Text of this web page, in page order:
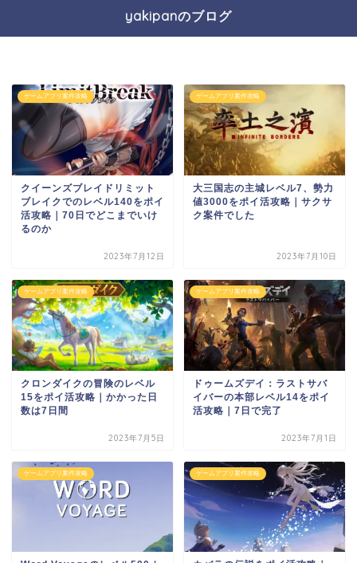
yakipanのブログ
ゲームアプリ案件攻略
クイーンズブレイドリミット
ブレイクでのレベル140をポイ
活攻略｜70日でどこまでいけ
るのか
2023年7月12日
ゲームアプリ案件攻略
大三国志の主城レベル7、勢力
値3000をポイ活攻略｜サクサ
ク案件でした
2023年7月10日
ゲームアプリ案件攻略
クロンダイクの冒険のレベル
15をポイ活攻略｜かかった日
数は7日間
2023年7月5日
ゲームアプリ案件攻略
ドゥームズデイ：ラストサバ
イバーの本部レベル14をポイ
活攻略｜7日で完了
2023年7月1日
ゲームアプリ案件攻略 ゲームアプリ案件攻略